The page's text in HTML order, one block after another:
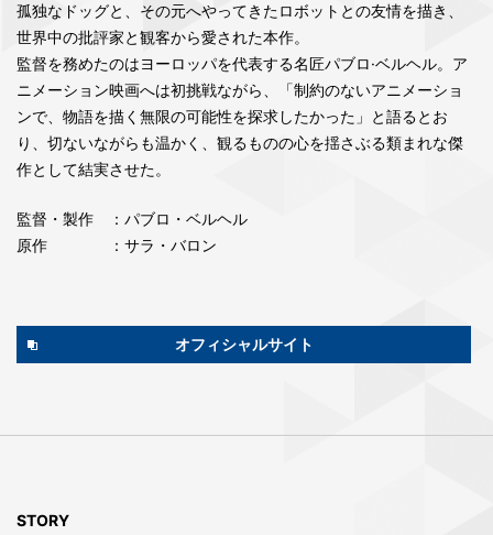
を席巻。
孤独なドッグと、その元へやってきたロボットとの友情を描き、
世界中の批評家と観客から愛された本作。
監督を務めたのはヨーロッパを代表する名匠パブロ·ベルヘル。ア
ニメーション映画へは初挑戦ながら、「制約のないアニメーショ
ンで、物語を描く無限の可能性を探求したかった」と語るとお
り、切ないながらも温かく、観るものの心を揺さぶる類まれな傑
監督・製作
：パブロ・ベルヘル